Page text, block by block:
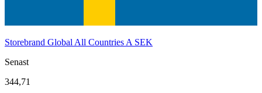
Storebrand Global All Countries A SEK
Senast
344,71